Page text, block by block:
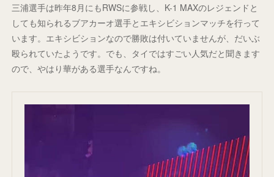
三浦選手は昨年8月にもRWSに参戦し、K-1 MAXのレジェンドと
しても知られるブアカーオ選手とエキシビションマッチを行って
います。エキシビションなので勝敗は付いていませんが、だいぶ
殴られていたようです。でも、タイではすごい人気だと聞きます
ので、やはり華がある選手なんですね。